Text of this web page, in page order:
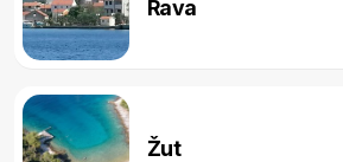
Rava
Žut